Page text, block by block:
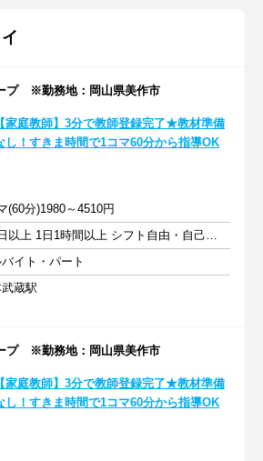
プ ※勤務地：岡山県美作市
【家庭教師】3分で教師登録完了★教材準備
し！すきま時間で1コマ60分から指導OK
(60分)1980～4510円
週1日以上 1日1時間以上 シフト自由・自己申告
イト・パート
蔵駅
プ ※勤務地：岡山県美作市
【家庭教師】3分で教師登録完了★教材準備
し！すきま時間で1コマ60分から指導OK